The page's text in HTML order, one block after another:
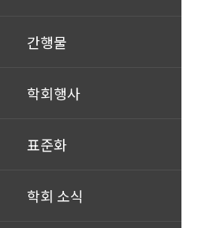
간행물
학회행사
표준화
학회 소식